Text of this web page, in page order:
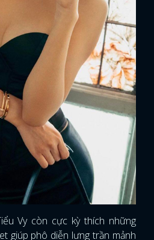
Vy còn cực kỳ thích những
giúp phô diễn lưng trần mảnh